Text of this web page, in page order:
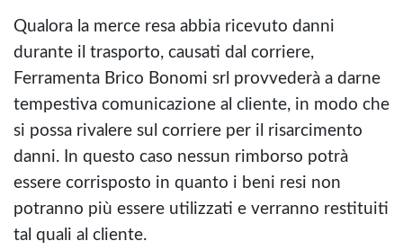
Qualora la merce resa abbia ricevuto danni
durante il trasporto, causati dal corriere,
Ferramenta Brico Bonomi srl provvederà a darne
tempestiva comunicazione al cliente, in modo che
si possa rivalere sul corriere per il risarcimento
danni. In questo caso nessun rimborso potrà
essere corrisposto in quanto i beni resi non
potranno più essere utilizzati e verranno restituiti
tal quali al cliente.